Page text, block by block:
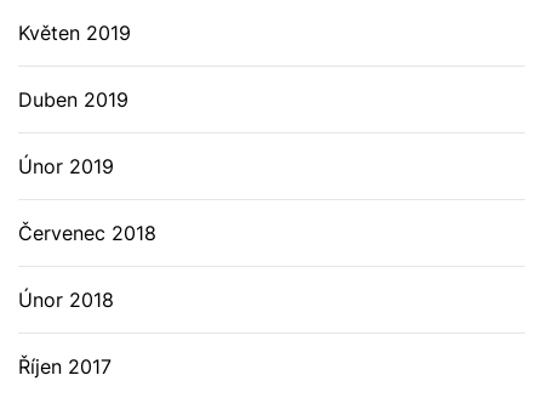
Květen 2019
Duben 2019
Únor 2019
Červenec 2018
Únor 2018
Říjen 2017